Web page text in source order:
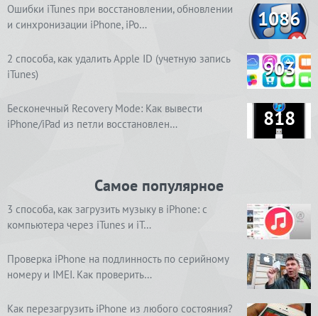
Ошибки iTunes при восстановлении, обновлении
и синхронизации iPhone, iPo…
1086
2 способа, как удалить Apple ID (учетную запись
iTunes)
903
Бесконечный Recovery Mode: Как вывести
iPhone/iPad из петли восстановлен…
818
Самое популярное
3 способа, как загрузить музыку в iPhone: с
компьютера через iTunes и iT…
Проверка iPhone на подлинность по серийному
номеру и IMEI. Как проверить…
Как перезагрузить iPhone из любого состояния?